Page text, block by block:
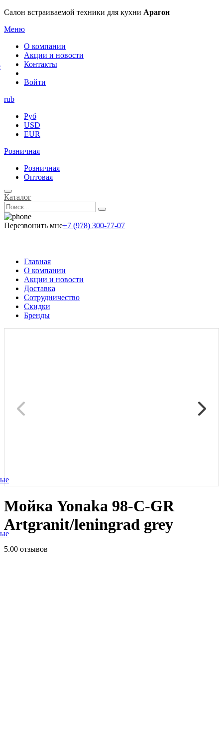
Салон встраиваемой техники для кухни Арагон
Меню
О компании
Акции и новости
Контакты
Войти
rub
Руб
USD
EUR
Розничная
Розничная
Оптовая
Каталог
Перезвонить мне+7 (978) 300-77-07
Главная
О компании
Акции и новости
Доставка
Сотрудничество
Скидки
Бренды
Мойка Yonaka 98-C-GR
Artgranit/leningrad grey
5.00 отзывов